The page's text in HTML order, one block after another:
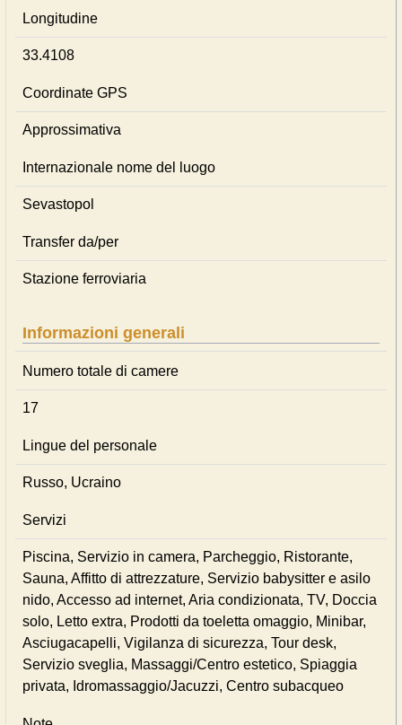
Longitudine
33.4108
Coordinate GPS
Approssimativa
Internazionale nome del luogo
Sevastopol
Transfer da/per
Stazione ferroviaria
Informazioni generali
Numero totale di camere
17
Lingue del personale
Russo, Ucraino
Servizi
Piscina, Servizio in camera, Parcheggio, Ristorante,
Sauna, Affitto di attrezzature, Servizio babysitter e asilo
nido, Accesso ad internet, Aria condizionata, TV, Doccia
solo, Letto extra, Prodotti da toeletta omaggio, Minibar,
Asciugacapelli, Vigilanza di sicurezza, Tour desk,
Servizio sveglia, Massaggi/Centro estetico, Spiaggia
privata, Idromassaggio/Jacuzzi, Centro subacqueo